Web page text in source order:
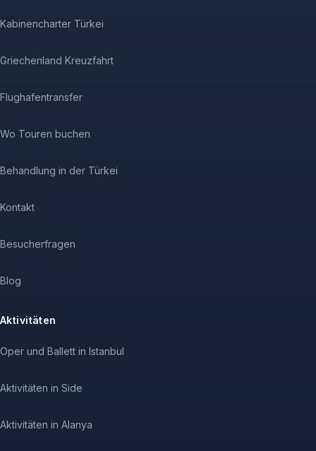
Kabinencharter Türkei
Griechenland Kreuzfahrt
Flughafentransfer
Wo Touren buchen
Behandlung in der Türkei
Kontakt
Besucherfragen
Blog
Aktivitäten
Oper und Ballett in Istanbul
Aktivitäten in Side
Aktivitäten in Alanya